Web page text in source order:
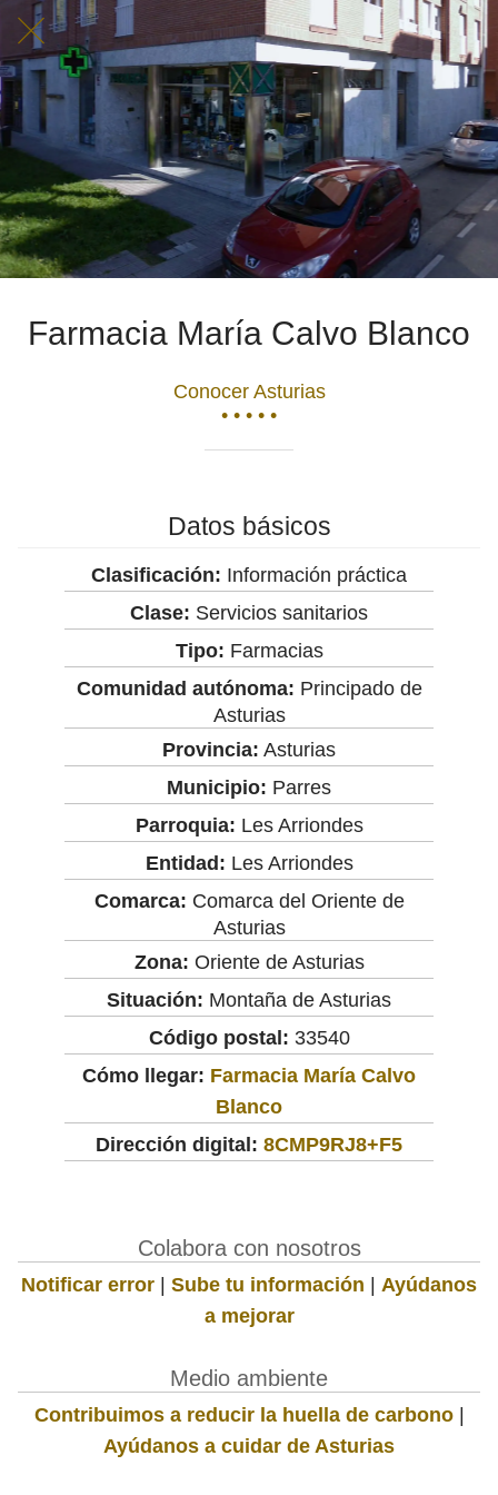
Farmacia María Calvo Blanco
Conocer Asturias
• • • • •
Datos básicos
Clasificación: Información práctica
Clase: Servicios sanitarios
Tipo: Farmacias
Comunidad autónoma: Principado de
Asturias
Provincia: Asturias
Municipio: Parres
Parroquia: Les Arriondes
Entidad: Les Arriondes
Comarca: Comarca del Oriente de
Asturias
Zona: Oriente de Asturias
Situación: Montaña de Asturias
Código postal: 33540
Cómo llegar: Farmacia María Calvo
Blanco
Dirección digital: 8CMP9RJ8+F5
Colabora con nosotros
Notificar error | Sube tu información | Ayúdanos
a mejorar
Medio ambiente
Contribuimos a reducir la huella de carbono|
Ayúdanos a cuidar de Asturias